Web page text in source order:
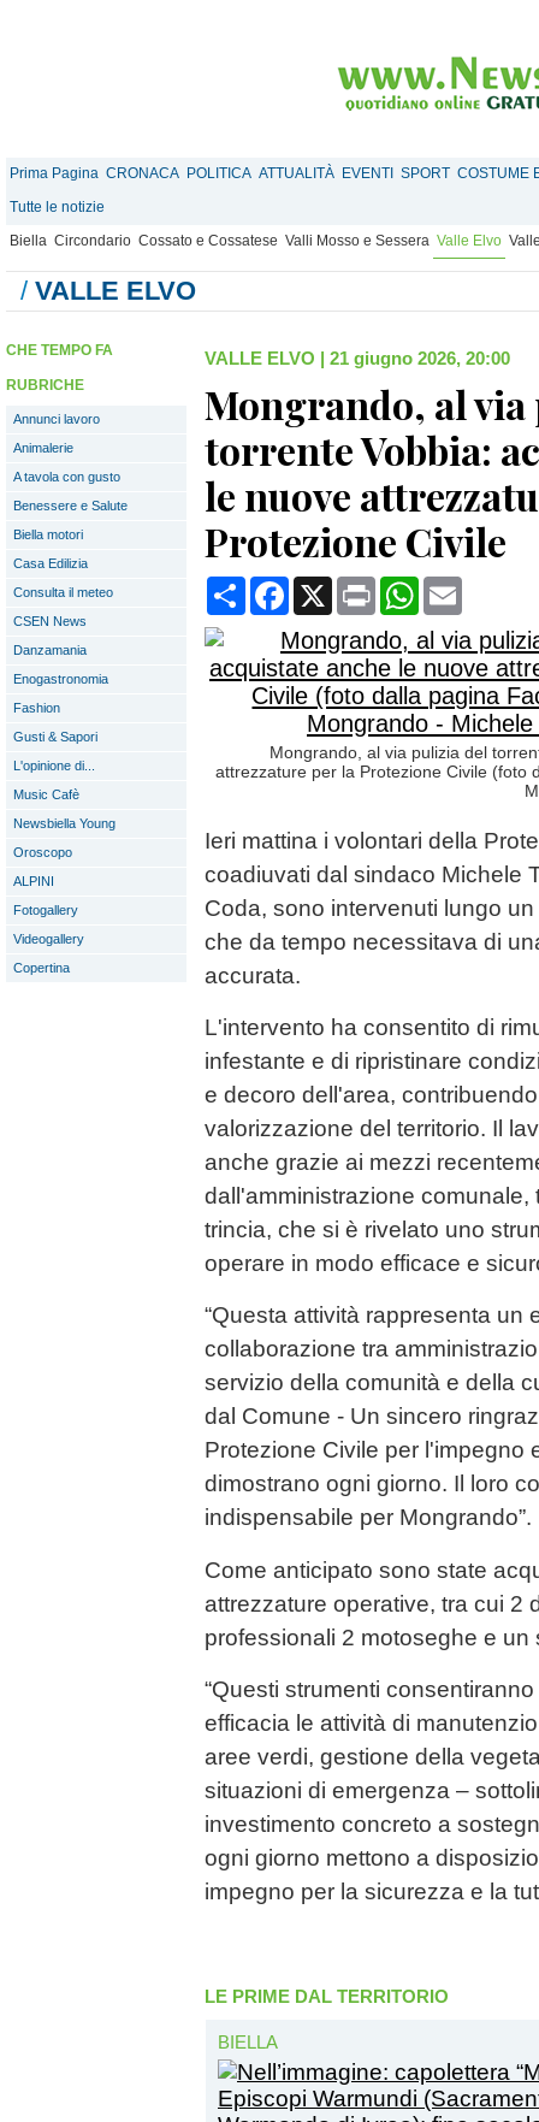
Prima Pagina CRONACA POLITICA ATTUALITÀ EVENTI SPORT COSTUME
Tutte le notizie
Biella Circondario Cossato e Cossatese Valli Mosso e Sessera Valle Elvo
/ VALLE ELVO
CHE TEMPO FA
RUBRICHE
Annunci lavoro
Animalerie
A tavola con gusto
Benessere e Salute
Biella motori
Casa Edilizia
Consulta il meteo
CSEN News
Danzamania
Enogastronomia
Fashion
Gusti & Sapori
L'opinione di...
Music Cafè
Newsbiella Young
Oroscopo
ALPINI
Fotogallery
Videogallery
Copertina
VALLE ELVO | 21 giugno 2026, 20:00
Mongrando, al
torrente Vobbia:
le nuove
Protezione Civile
CondividiFacebook
X Print WhatsApp
Mongrando, al via pulizia del
attrezzature per la Protezione Civile (foto
Ieri mattina i volontari della
coadiuvati dal sindaco Michele
Coda, sono intervenuti lungo
che da tempo necessitava di
accurata.
L'intervento ha consentito di
infestante e di ripristinare
e decoro dell'area,
valorizzazione del territorio. Il
anche grazie ai mezzi
dall'amministrazione comunale,
trincia, che si è rivelato uno
operare in modo efficace e
“Questa attività rappresenta un
collaborazione tra
servizio della comunità e della
dal Comune - Un sincero
Protezione Civile per l'impegno
dimostrano ogni giorno. Il loro
indispensabile per Mongrando”.
Come anticipato sono state
attrezzature operative, tra cui 2
professionali 2 motoseghe e
“Questi strumenti
efficacia le attività di
aree verdi, gestione della
situazioni di emergenza –
investimento concreto a
ogni giorno mettono a
impegno per la sicurezza e la
LE PRIME DAL TERRITORIO
BIELLA